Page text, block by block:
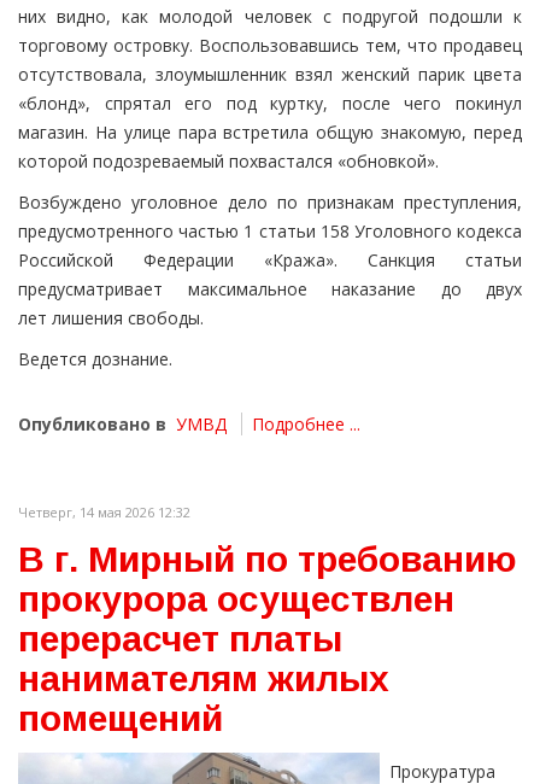
них видно, как молодой человек с подругой подошли к
торговому островку. Воспользовавшись тем, что продавец
отсутствовала, злоумышленник взял женский парик цвета
«блонд», спрятал его под куртку, после чего покинул
магазин. На улице пара встретила общую знакомую, перед
которой подозреваемый похвастался «обновкой».
Возбуждено уголовное дело по признакам преступления,
предусмотренного частью 1 статьи 158 Уголовного кодекса
Российской Федерации «Кража». Санкция статьи
предусматривает максимальное наказание до двух
лет лишения свободы.
Ведется дознание.
Опубликовано в УМВД Подробнее ...
Четверг, 14 мая 2026 12:32
В г. Мирный по требованию
прокурора осуществлен
перерасчет платы
нанимателям жилых
помещений
Прокуратура